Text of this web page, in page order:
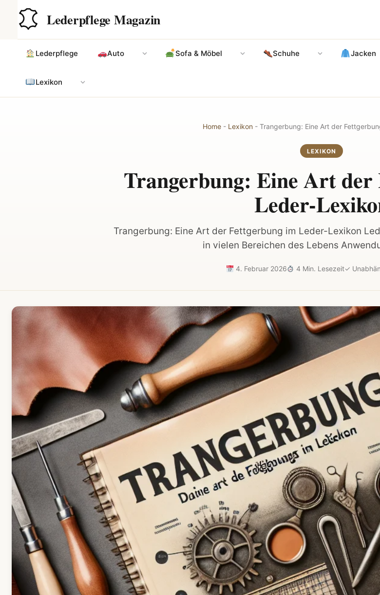
springen
Lederpflege Magazin
Lederpflege Auto Sofa & Möbel Schuhe Jacken
Lexikon
Hauptinhalt
Home - Lexikon - Trangerbung: Eine Art der
LEXIKON
Trangerbung: Eine Art der
Leder-
Trangerbung: Eine Art der Fettgerbung im Leder-Lexikon
in vielen Bereichen des Lebens
4. Februar 2026 4 Min. Lesezeit✓